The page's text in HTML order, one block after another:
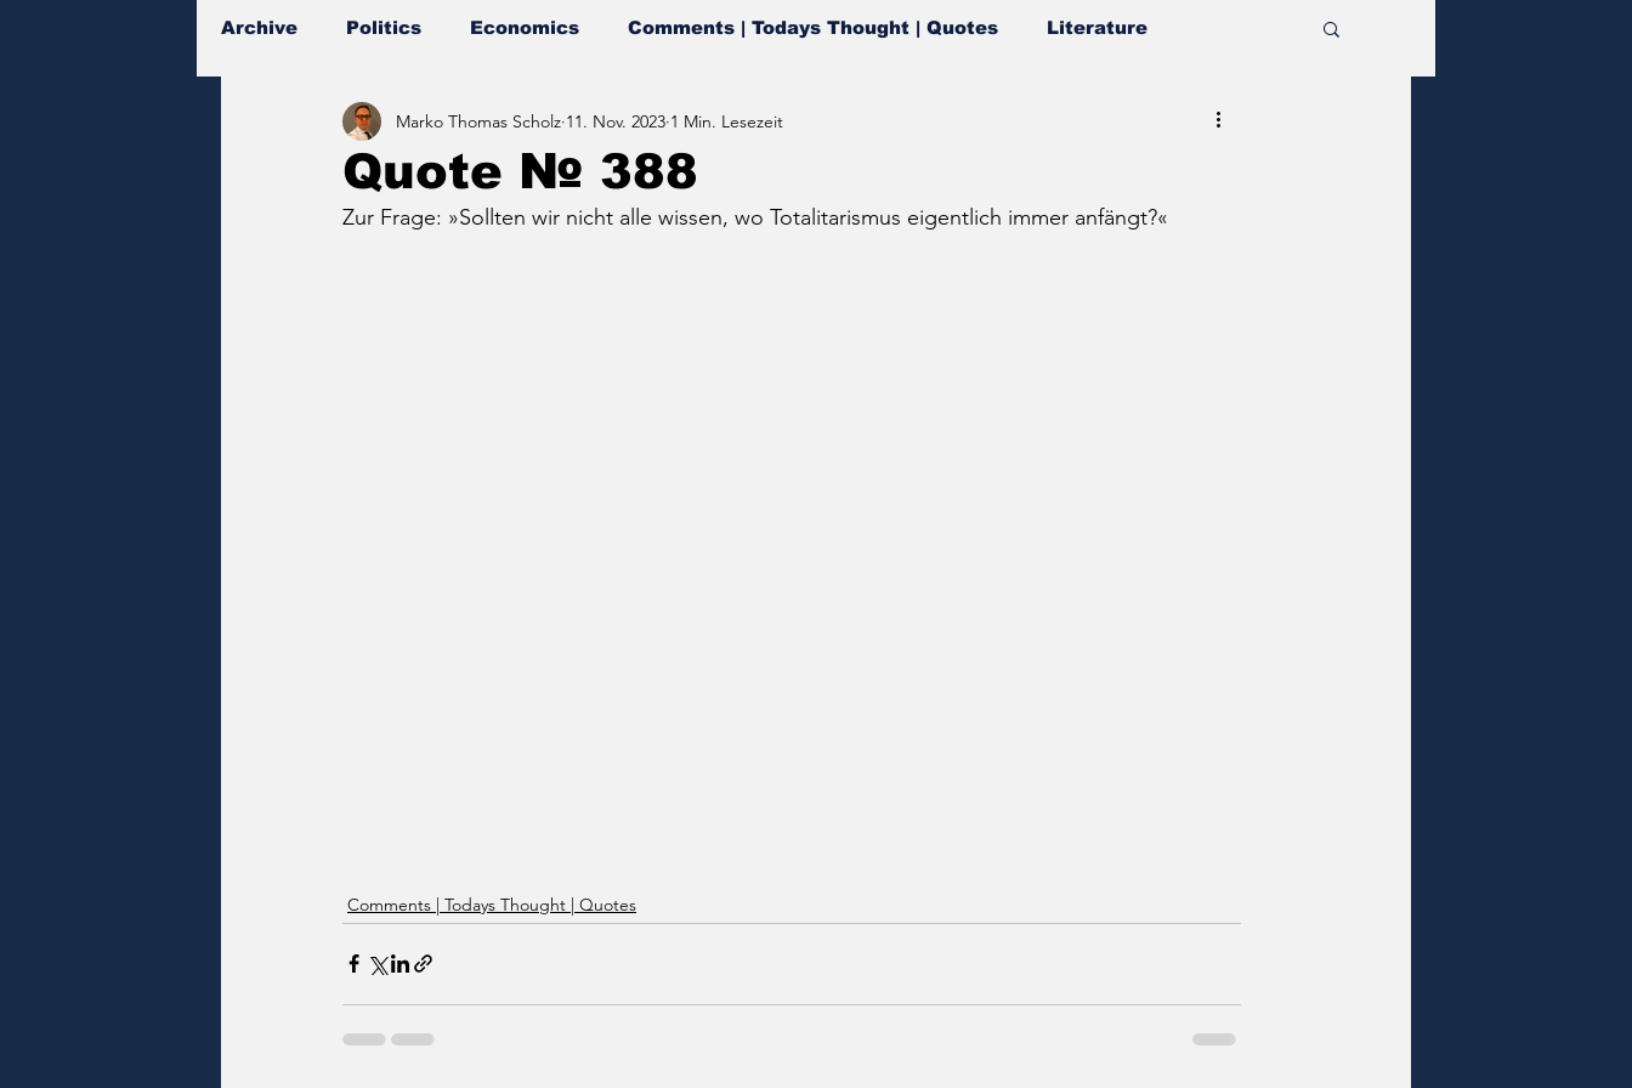
Archive Politics Economics Comments | Todays Thought | Quotes Literature
Documents
Quote № 388
Marko Thomas Scholz 11. Nov. 2023 1 Min. Lesezeit
Zur Frage: »Sollten wir nicht alle wissen, wo Totalitarismus eigentlich immer anfängt?«
Comments | Todays Thought | Quotes